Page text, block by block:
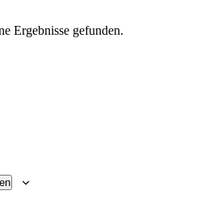
Ergebnisse gefunden.